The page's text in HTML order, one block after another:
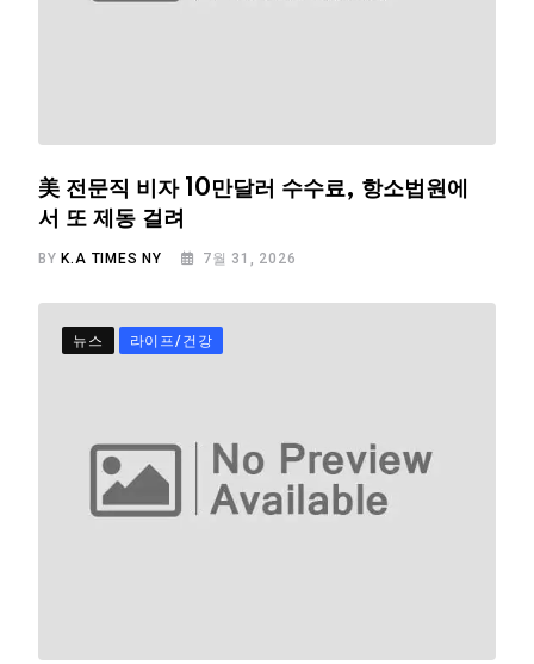
美 전문직 비자 10만달러 수수료, 항소법원에
서 또 제동 걸려
BY K.A TIMES NY 7월 31, 2026
뉴스 라이프/건강